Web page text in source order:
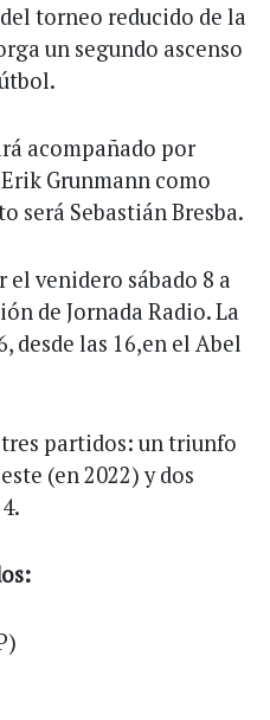
torneo reducido de la
un segundo ascenso
acompañado por
Grunmann como
será Sebastián Bresba.
venidero sábado 8 a
de Jornada Radio. La
desde las 16,en el Abel
partidos: un triunfo
(en 2022) y dos